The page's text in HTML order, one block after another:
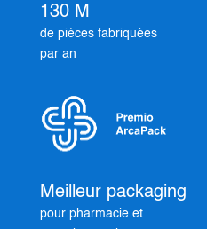
130 M
de pièces fabriquées
par an
Meilleur packaging
pour pharmacie et